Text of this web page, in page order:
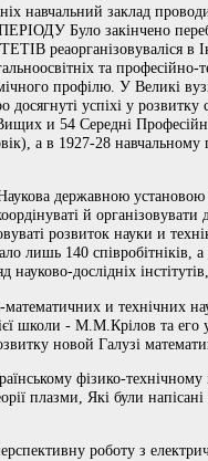
навчальний заклад
Було закінчено
реаорганізовуваліся
та
профілю. У Великі
успіхі у розвитку
и 54 Середні
в 1927-28 навчальному
державною
й
розвиток науки и
лишь 140 співробітніків,
дослідніх
и технічних
школи - М.М.Крілов та
новой Галузі
фізико-
плазми, Які були
роботу з